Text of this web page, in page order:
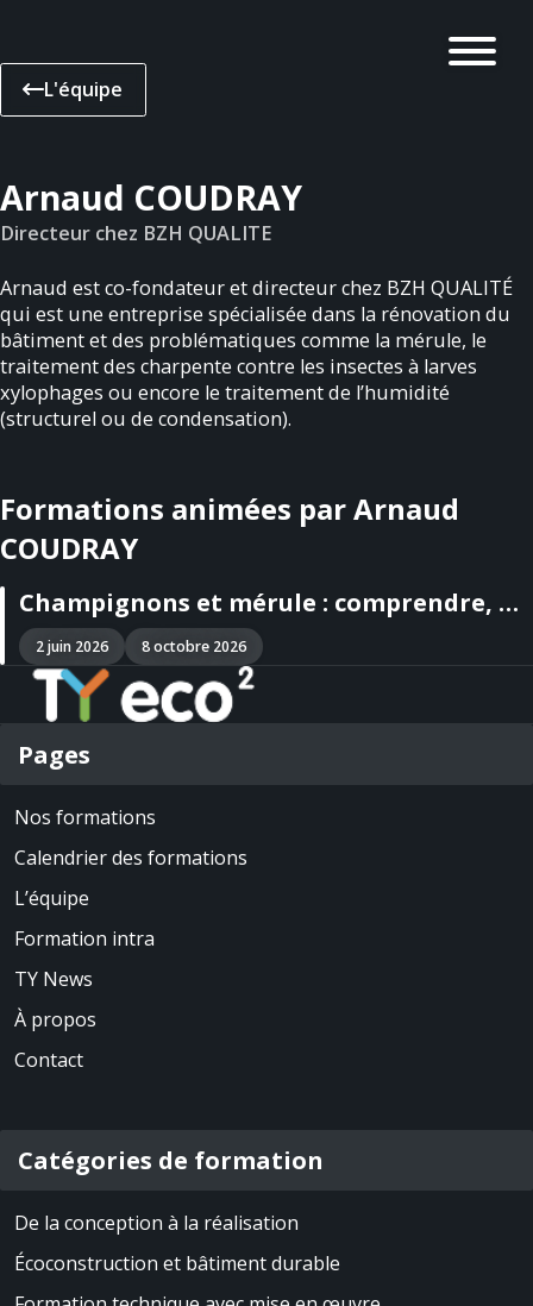
L'équipe
Arnaud COUDRAY
Directeur chez BZH QUALITE
Arnaud est co-fondateur et directeur chez BZH QUALITÉ
qui est une entreprise spécialisée dans la rénovation du
bâtiment et des problématiques comme la mérule, le
traitement des charpente contre les insectes à larves
xylophages ou encore le traitement de l’humidité
(structurel ou de condensation).
Formations animées par Arnaud
COUDRAY
Champignons et mérule : comprendre, diagnostiquer et prévenir dans le bâti
2 juin 2026 8 octobre 2026
Pages
Nos formations
Calendrier des formations
L’équipe
Formation intra
TY News
À propos
Contact
Catégories de formation
De la conception à la réalisation
Écoconstruction et bâtiment durable